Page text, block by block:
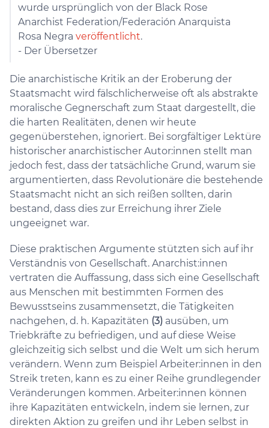
wurde ursprünglich von der Black Rose
Anarchist Federation/Federación Anarquista
Rosa Negraveröffentlicht.
- Der Übersetzer
Die anarchistische Kritik an der Eroberung der
Staatsmacht wird fälschlicherweise oft als abstrakte
moralische Gegnerschaft zum Staat dargestellt, die
die harten Realitäten, denen wir heute
gegenüberstehen, ignoriert. Bei sorgfältiger Lektüre
historischer anarchistischer Autor:innen stellt man
jedoch fest, dass der tatsächliche Grund, warum sie
argumentierten, dass Revolutionäre die bestehende
Staatsmacht nicht an sich reißen sollten, darin
bestand, dass dies zur Erreichung ihrer Ziele
ungeeignet war.
Diese praktischen Argumente stützten sich auf ihr
Verständnis von Gesellschaft. Anarchist:innen
vertraten die Auffassung, dass sich eine Gesellschaft
aus Menschen mit bestimmten Formen des
Bewusstseins zusammensetzt, die Tätigkeiten
nachgehen, d. h. Kapazitäten (3) ausüben, um
Triebkräfte zu befriedigen, und auf diese Weise
gleichzeitig sich selbst und die Welt um sich herum
verändern. Wenn zum Beispiel Arbeiter:innen in den
Streik treten, kann es zu einer Reihe grundlegender
Veränderungen kommen. Arbeiter:innen können
ihre Kapazitäten entwickeln, indem sie lernen, zur
direkten Aktion zu greifen und ihr Leben selbst in